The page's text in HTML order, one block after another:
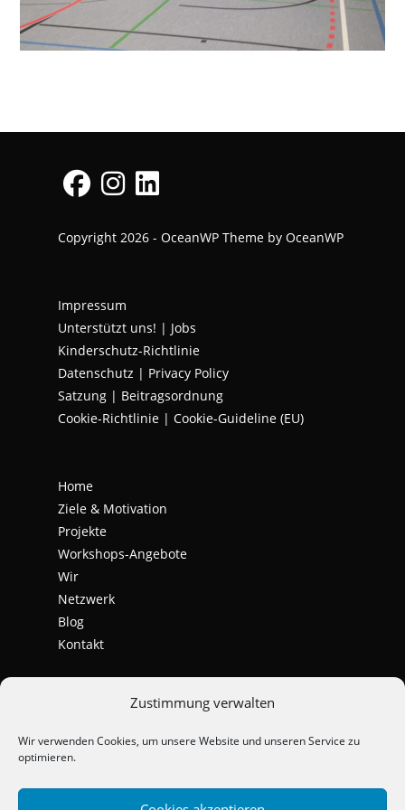
Zustimmung verwalten
Wir verwenden Cookies, um unsere Website und unseren Service zu
optimieren.
in
tab
in
tab
in
Copyright 2026 - OceanWP Theme by OceanWP
Impressum
Unterstützt uns! | Jobs
Kinderschutz-Richtlinie
Datenschutz | Privacy Policy
Satzung | Beitragsordnung
Cookie-Richtlinie | Cookie-Guideline (EU)
Home
Ziele & Motivation
Projekte
Workshops-Angebote
Wir
Netzwerk
Blog
Kontakt